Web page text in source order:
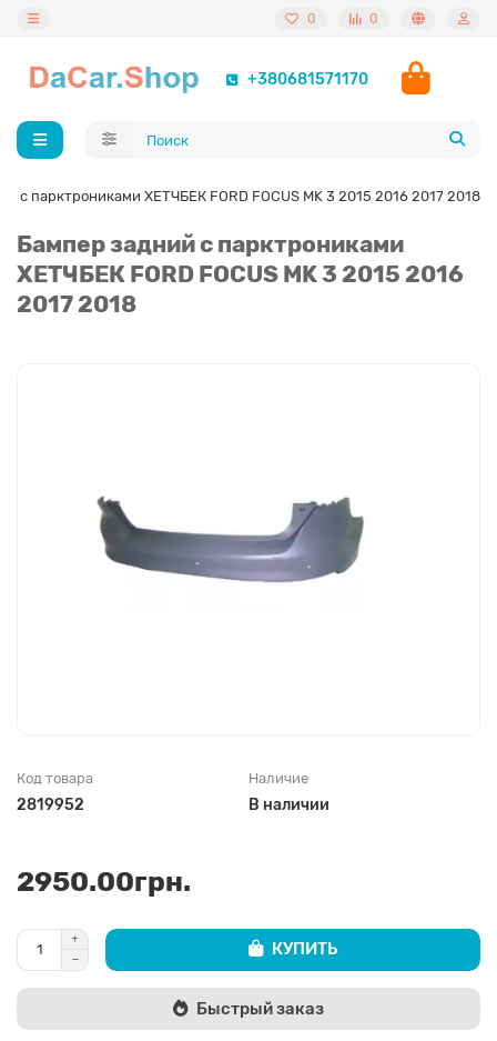
0 0
+380681571170
с парктрониками ХЕТЧБЕК FORD FOCUS MK 3 2015 2016 2017 2018
Бампер задний с парктрониками
ХЕТЧБЕК FORD FOCUS MK 3 2015 2016
2017 2018
Код товара
2819952
Наличие
В наличии
2950.00грн.
КУПИТЬ
Быстрый заказ